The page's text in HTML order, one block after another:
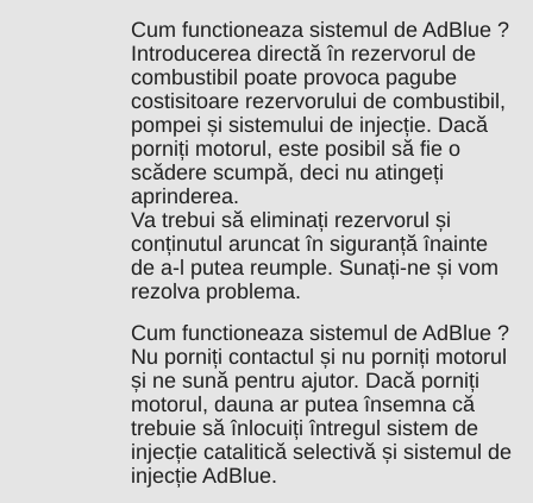
Cum functioneaza sistemul de AdBlue ?
Introducerea directă în rezervorul de
combustibil poate provoca pagube
costisitoare rezervorului de combustibil,
pompei și sistemului de injecție. Dacă
porniți motorul, este posibil să fie o
scădere scumpă, deci nu atingeți
aprinderea.
Va trebui să eliminați rezervorul și
conținutul aruncat în siguranță înainte
de a-l putea reumple. Sunați-ne și vom
rezolva problema.
Cum functioneaza sistemul de AdBlue ?
Nu porniți contactul și nu porniți motorul
și ne sună pentru ajutor. Dacă porniți
motorul, dauna ar putea însemna că
trebuie să înlocuiți întregul sistem de
injecție catalitică selectivă și sistemul de
injecție AdBlue.